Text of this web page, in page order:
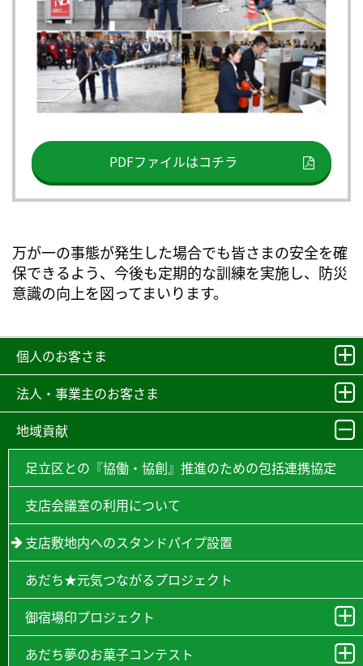
PDFファイルはコチラ
万が一の事態が発生した場合でも皆さまの安全を確
保できるよう、今後も定期的な訓練を実施し、防災
意識の向上を図ってまいります。
個人のお客さま
法人・事業主のお客さま
地域貢献
足立区との『協働・協創』推進のための包括連携協定
支店会議室の利用について
支店敷地内へのスタンドパイプ設置
あだち★元気つながるプロジェクト
御宿場印プロジェクト
あだち夢のお菓子コンテスト